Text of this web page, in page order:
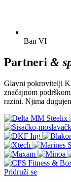
Ban VI
Partneri &
Glavni pokrovitelji
značajnom
razini. Njima
Pridruži se